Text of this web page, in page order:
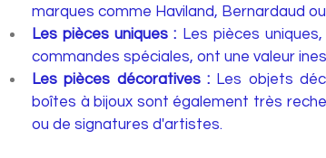
marques comme Haviland, Bernardaud
Les pièces uniques : Les pièces
commandes spéciales, ont une valeur
Les pièces décoratives : Les objets
boîtes à bijoux sont également très
ou de signatures d'artistes.